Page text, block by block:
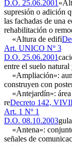
D.O. 25.06.2001
supresión o adición
las fachadas de una
rehabilitación o
«Altura de edifi
Art. UNICO Nº 3
D.O. 25.06.2001
entre el suelo
«Ampliación»:
construyen con
«Antejardín»: área
reDecreto 142,
Art. 1 Nº 1
D.O. 08.10.2003
«Antena»:
señales de